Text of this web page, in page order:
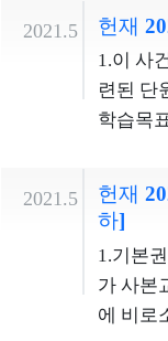
만한 점
추는 경
있는 점
조항이
시하도
적 행동
로 하되,
양형의
이를 합
접 또는
능력과
복무능
이 동일
법률들
여야 할
제18조
험의 발
위로 인
그 위험
다.업무
일정한
가 있는
으로 요
해서도
2021.5 헌재
1.이 사
련된 단
학습목
한 교
모와 학
학생교
은 헌
등학교
2021.5
헌재
하]
1.기본
가 사본
에 비로